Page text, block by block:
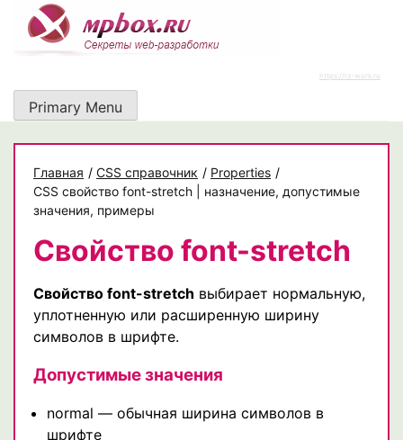
content
https://rz-work.ru
Primary Menu
Главная / CSS справочник / Properties /
CSS свойство font-stretch | назначение, допустимые
значения, примеры
Свойство font-stretch
Свойство font-stretch выбирает нормальную,
уплотненную или расширенную ширину
символов в шрифте.
Допустимые значения
normal — обычная ширина символов в
шрифте